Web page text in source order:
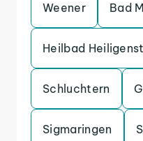
Weener Bad
Heilbad
Schluchtern
Sigmaringen